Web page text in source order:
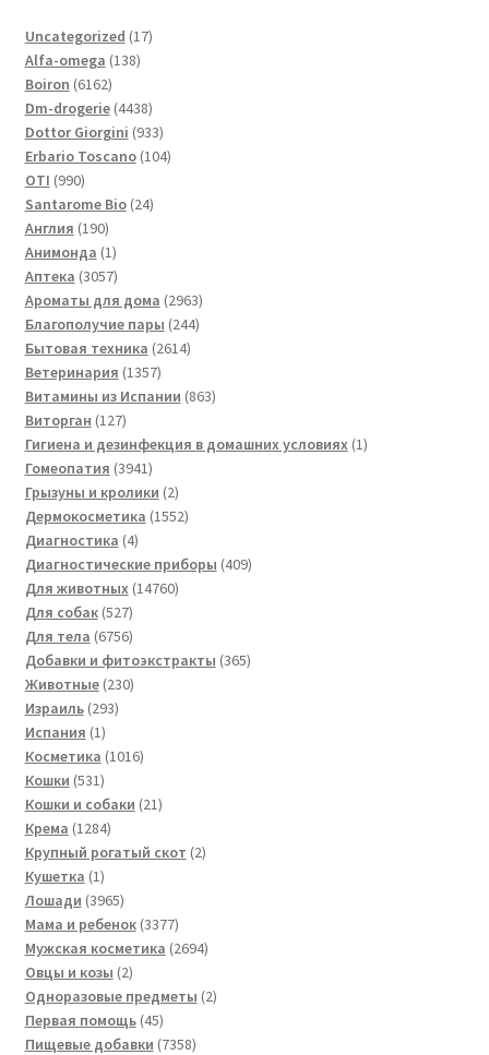
Uncategorized 1717
Alfa-omega 138138
Boiron 61626162
товара
Dm-drogerie 44384438
товаров
Dottor Giorgini 933933
товара
Erbario Toscano 104104
OTI 990990
товаров
Santarome Bio 2424
Англия 190190
товаров
Анимонда 11
товар
Аптека 30573057
товаров
Ароматы для дома 29632963
товара
Благополучие пары 244244
Бытовая техника 26142614
Ветеринария 13571357
товаров
Витамины из Испании 863863
Виторган 127127
товаров
Гигиена и дезинфекция в домашних условиях 11
Гомеопатия 39413941
товар
Грызуны и кролики 22
товара
Дермокосметика 15521552
Диагностика 44
товара
Диагностические приборы 409409
Для животных 1476014760
Для собак 527527
товаров
Для тела 67566756
товаров
Добавки и фитоэкстракты 365365
Животные 230230
Израиль 293293
Испания 11
товар
Косметика 10161016
Кошки 531531
товар
Кошки и собаки 2121
Крема 12841284
товара
Крупный рогатый скот 22
Кушетка 11
товар
Лошади 39653965
товаров
Мама и ребенок 33773377
товаров
Мужская косметика 26942694
Овцы и козы 22
товара
Одноразовые предметы 22
Первая помощь 4545
товаров
Пищевые добавки 73587358